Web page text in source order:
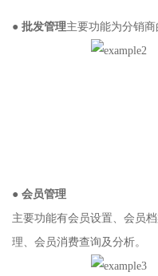
● 批发管理主要功能为分销商
● 会员管理
主要功能有会员设置、会员
理、会员消费查询及分析。